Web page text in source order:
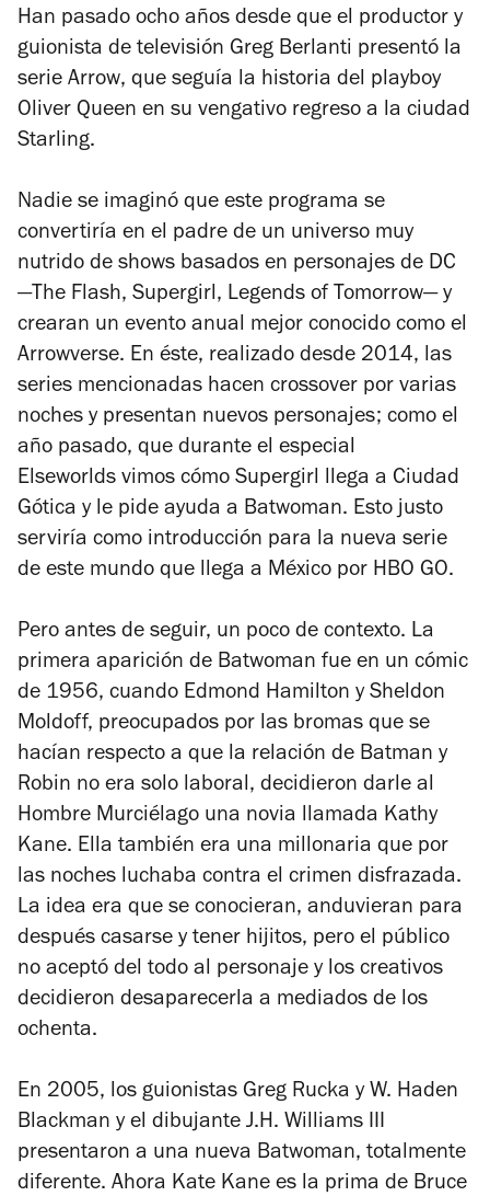
Han pasado ocho años desde que el productor y
guionista de televisión Greg Berlanti presentó la
serie Arrow, que seguía la historia del playboy
Oliver Queen en su vengativo regreso a la ciudad
Starling.
Nadie se imaginó que este programa se
convertiría en el padre de un universo muy
nutrido de shows basados en personajes de DC
—The Flash, Supergirl, Legends of Tomorrow—y
crearan un evento anual mejor conocido como el
Arrowverse. En éste, realizado desde 2014, las
series mencionadas hacen crossover por varias
noches y presentan nuevos personajes; como el
año pasado, que durante el especial
Elseworlds vimos cómo Supergirl llega a Ciudad
Gótica y le pide ayuda a Batwoman. Esto justo
serviría como introducción para la nueva serie
de este mundo que llega a México por HBO GO.
Pero antes de seguir, un poco de contexto. La
primera aparición de Batwoman fue en un cómic
de 1956, cuando Edmond Hamilton y Sheldon
Moldoff, preocupados por las bromas que se
hacían respecto a que la relación de Batman y
Robin no era solo laboral, decidieron darle al
Hombre Murciélago una novia llamada Kathy
Kane. Ella también era una millonaria que por
las noches luchaba contra el crimen disfrazada.
La idea era que se conocieran, anduvieran para
después casarse y tener hijitos, pero el público
no aceptó del todo al personaje y los creativos
decidieron desaparecerla a mediados de los
ochenta.
En 2005, los guionistas Greg Rucka y W. Haden
Blackman y el dibujante J.H. Williams III
presentaron a una nueva Batwoman, totalmente
diferente. Ahora Kate Kane es la prima de Bruce